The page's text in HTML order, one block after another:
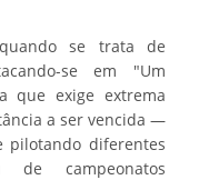
se trata de
se em "Um
que exige extrema
a ser vencida —
diferentes
de campeonatos